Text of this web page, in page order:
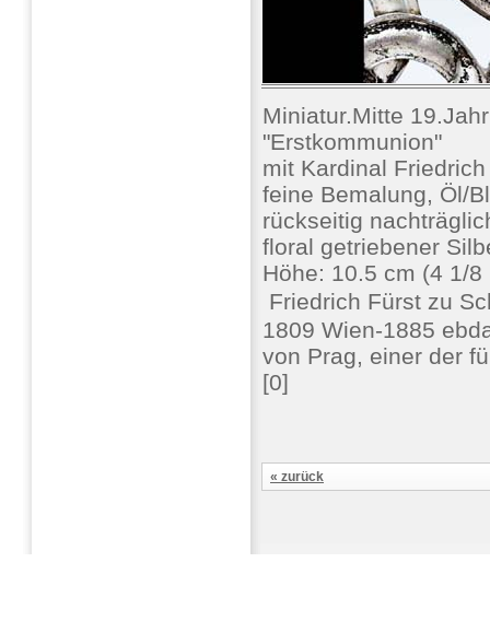
Miniatur.Mitte
"Erstkommunion"
mit Kardinal
feine Bemalung, Öl/
rückseitig
floral getriebener
Höhe: 10.5 cm (4 1/8
 Friedrich Fürst zu
1809 Wien-1885
von Prag, einer der
[0]
« zurück